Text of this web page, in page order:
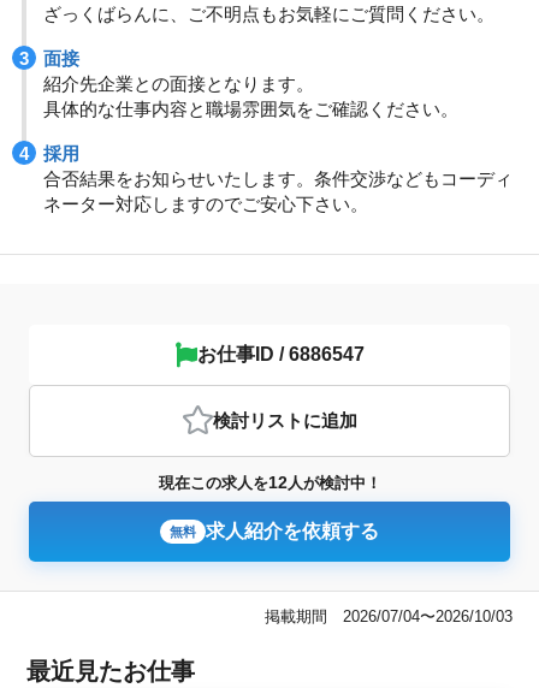
ざっくばらんに、ご不明点もお気軽にご質問ください。
面接
紹介先企業との面接となります。
具体的な仕事内容と職場雰囲気をご確認ください。
採用
合否結果をお知らせいたします。条件交渉などもコーディ
ネーター対応しますのでご安心下さい。
お仕事ID / 6886547
検討リスト に追加
現在この求人を12人が検討中！
無料 求人紹介を依頼する
掲載期間 2026/07/04〜2026/10/03
最近見たお仕事